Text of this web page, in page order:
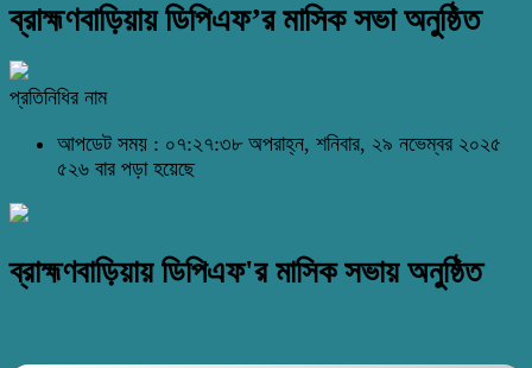
ব্রাহ্মণবাড়িয়ায় ডিপিএফ’র মাসিক সভা অনুষ্ঠিত
প্রতিনিধির নাম
আপডেট সময় : ০৭:২৭:৩৮ অপরাহ্ন, শনিবার, ২৯ নভেম্বর ২০২৫
৫২৬ বার পড়া হয়েছে
ব্রাহ্মণবাড়িয়ায় ডিপিএফ'র মাসিক সভায় অনুষ্ঠিত